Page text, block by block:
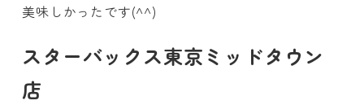
美味しかったです(^^)
スターバックス東京ミッドタウン
店